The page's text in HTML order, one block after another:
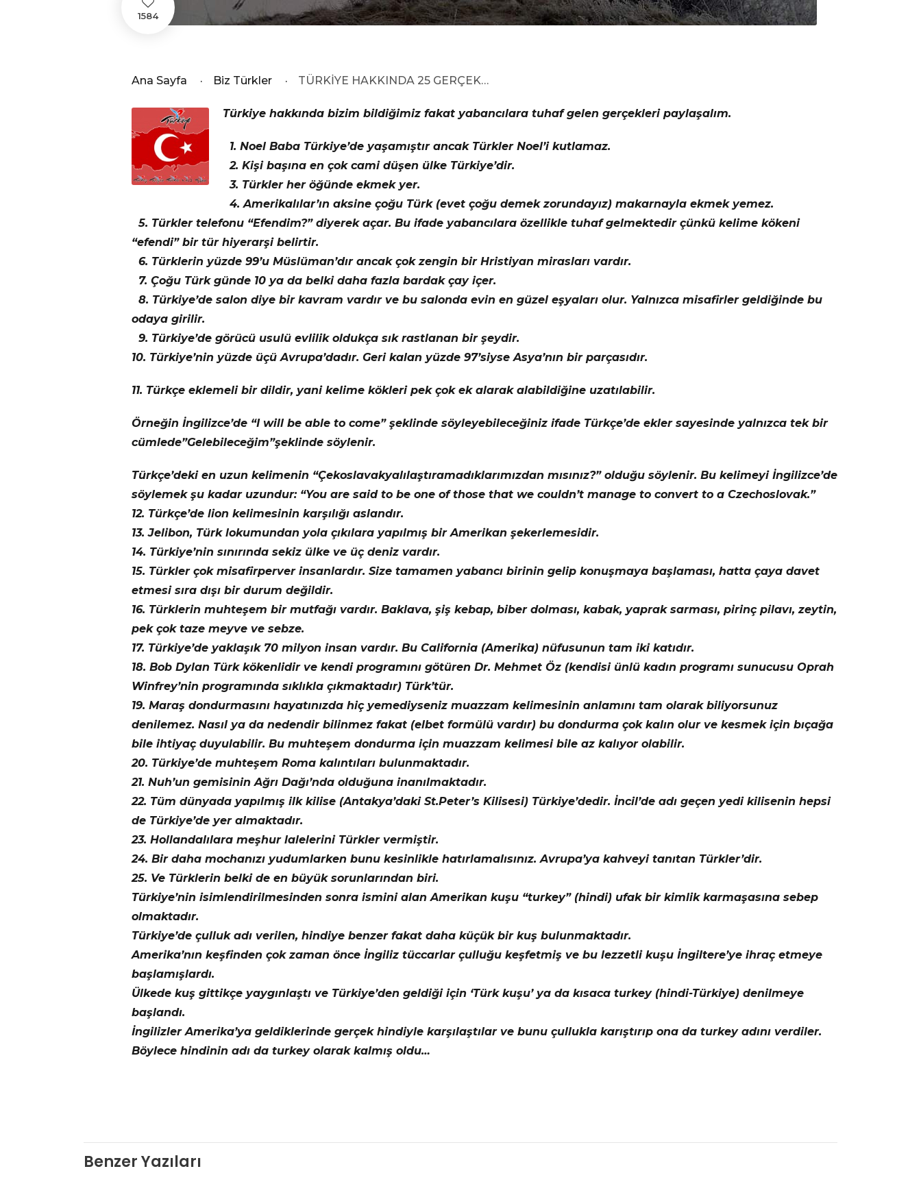
1584
Ana Sayfa · Biz Türkler · TÜRKİYE HAKKINDA 25 GERÇEK…
Türkiye hakkında bizim bildiğimiz fakat yabancılara tuhaf gelen gerçekleri paylaşalım.
1. Noel Baba Türkiye’de yaşamıştır ancak Türkler Noel’i kutlamaz.
2. Kişi başına en çok cami düşen ülke Türkiye’dir.
3. Türkler her öğünde ekmek yer.
4. Amerikalılar’ın aksine çoğu Türk (evet çoğu demek zorundayız) makarnayla ekmek yemez.
5. Türkler telefonu “Efendim?” diyerek açar. Bu ifade yabancılara özellikle tuhaf gelmektedir çünkü kelime kökeni
“efendi” bir tür hiyerarşi belirtir.
6. Türklerin yüzde 99’u Müslüman’dır ancak çok zengin bir Hristiyan mirasları vardır.
7. Çoğu Türk günde 10 ya da belki daha fazla bardak çay içer.
8. Türkiye’de salon diye bir kavram vardır ve bu salonda evin en güzel eşyaları olur. Yalnızca misafirler geldiğinde bu
odaya girilir.
9. Türkiye’de görücü usulü evlilik oldukça sık rastlanan bir şeydir.
10. Türkiye’nin yüzde üçü Avrupa’dadır. Geri kalan yüzde 97’siyse Asya’nın bir parçasıdır.
11. Türkçe eklemeli bir dildir, yani kelime kökleri pek çok ek alarak alabildiğine uzatılabilir.
Örneğin İngilizce’de “I will be able to come” şeklinde söyleyebileceğiniz ifade Türkçe’de ekler sayesinde yalnızca tek bir
cümlede”Gelebileceğim”şeklinde söylenir.
Türkçe’deki en uzun kelimenin “Çekoslavakyalılaştıramadıklarımızdan mısınız?” olduğu söylenir. Bu kelimeyi İngilizce’de
söylemek şu kadar uzundur: “You are said to be one of those that we couldn’t manage to convert to a Czechoslovak.”
12. Türkçe’de lion kelimesinin karşılığı aslandır.
13. Jelibon, Türk lokumundan yola çıkılara yapılmış bir Amerikan şekerlemesidir.
14. Türkiye’nin sınırında sekiz ülke ve üç deniz vardır.
15. Türkler çok misafirperver insanlardır. Size tamamen yabancı birinin gelip konuşmaya başlaması, hatta çaya davet
etmesi sıra dışı bir durum değildir.
16. Türklerin muhteşem bir mutfağı vardır. Baklava, şiş kebap, biber dolması, kabak, yaprak sarması, pirinç pilavı, zeytin,
pek çok taze meyve ve sebze.
17. Türkiye’de yaklaşık 70 milyon insan vardır. Bu California (Amerika) nüfusunun tam iki katıdır.
18. Bob Dylan Türk kökenlidir ve kendi programını götüren Dr. Mehmet Öz (kendisi ünlü kadın programı sunucusu Oprah
Winfrey’nin programında sıklıkla çıkmaktadır) Türk’tür.
19. Maraş dondurmasını hayatınızda hiç yemediyseniz muazzam kelimesinin anlamını tam olarak biliyorsunuz
denilemez. Nasıl ya da nedendir bilinmez fakat (elbet formülü vardır) bu dondurma çok kalın olur ve kesmek için bıçağa
bile ihtiyaç duyulabilir. Bu muhteşem dondurma için muazzam kelimesi bile az kalıyor olabilir.
20. Türkiye’de muhteşem Roma kalıntıları bulunmaktadır.
21. Nuh’un gemisinin Ağrı Dağı’nda olduğuna inanılmaktadır.
22. Tüm dünyada yapılmış ilk kilise (Antakya’daki St.Peter’s Kilisesi) Türkiye’dedir. İncil’de adı geçen yedi kilisenin hepsi
de Türkiye’de yer almaktadır.
23. Hollandalılara meşhur lalelerini Türkler vermiştir.
24. Bir daha mochanızı yudumlarken bunu kesinlikle hatırlamalısınız. Avrupa’ya kahveyi tanıtan Türkler’dir.
25. Ve Türklerin belki de en büyük sorunlarından biri.
Türkiye’nin isimlendirilmesinden sonra ismini alan Amerikan kuşu “turkey” (hindi) ufak bir kimlik karmaşasına sebep
olmaktadır.
Türkiye’de çulluk adı verilen, hindiye benzer fakat daha küçük bir kuş bulunmaktadır.
Amerika’nın keşfinden çok zaman önce İngiliz tüccarlar çulluğu keşfetmiş ve bu lezzetli kuşu İngiltere’ye ihraç etmeye
başlamışlardı.
Ülkede kuş gittikçe yaygınlaştı ve Türkiye’den geldiği için ‘Türk kuşu’ ya da kısaca turkey (hindi-Türkiye) denilmeye
başlandı.
İngilizler Amerika’ya geldiklerinde gerçek hindiyle karşılaştılar ve bunu çullukla karıştırıp ona da turkey adını verdiler.
Böylece hindinin adı da turkey olarak kalmış oldu…
Benzer Yazıları